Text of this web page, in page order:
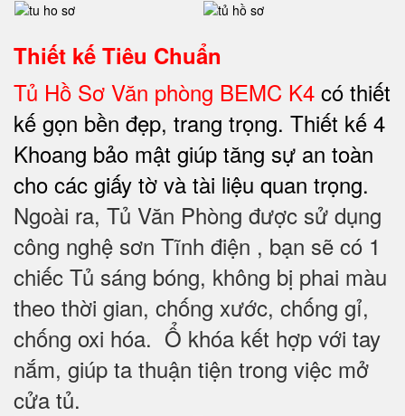
Thiết kế Tiêu Chuẩn
Tủ Hồ Sơ Văn phòng BEMC K4 có thiết
kế gọn bền đẹp, trang trọng. Thiết kế 4
Khoang bảo mật giúp tăng sự an toàn
cho các giấy tờ và tài liệu quan trọng.
Ngoài ra, Tủ Văn Phòng được sử dụng
công nghệ sơn Tĩnh điện , bạn sẽ có 1
chiếc Tủ sáng bóng, không bị phai màu
theo thời gian, chống xước, chống gỉ,
chống oxi hóa. Ổ khóa kết hợp với tay
nắm, giúp ta thuận tiện trong việc mở
cửa tủ.